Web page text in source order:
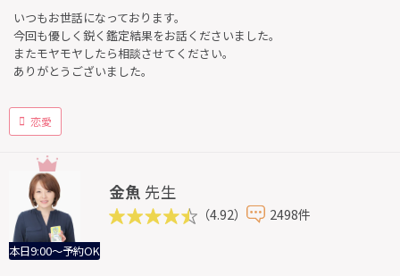
いつもお世話になっております。
今回も優しく鋭く鑑定結果をお話くださいました。
またモヤモヤしたら相談させてください。
ありがとうございました。
恋愛
本日9:00～予約OK
金魚 先生
（4.92） 2498件